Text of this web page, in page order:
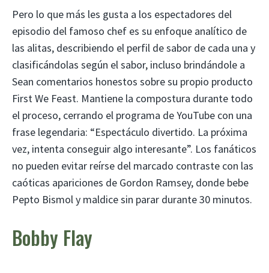
Pero lo que más les gusta a los espectadores del
episodio del famoso chef es su enfoque analítico de
las alitas, describiendo el perfil de sabor de cada una y
clasificándolas según el sabor, incluso brindándole a
Sean comentarios honestos sobre su propio producto
First We Feast. Mantiene la compostura durante todo
el proceso, cerrando el programa de YouTube con una
frase legendaria: “Espectáculo divertido. La próxima
vez, intenta conseguir algo interesante”. Los fanáticos
no pueden evitar reírse del marcado contraste con las
caóticas apariciones de Gordon Ramsey, donde bebe
Pepto Bismol y maldice sin parar durante 30 minutos.
Bobby Flay